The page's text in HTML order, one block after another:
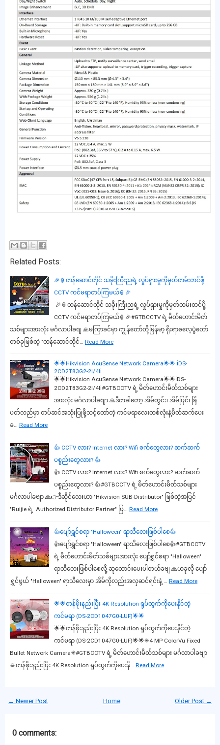
Related Posts:
🎉🏮တန်ဆောင်တိုင် သခိုးကြီးညရဲ့ လှုပ်ရှားမှုကိုမှတ်တမ်းတင်ဖို့
CCTV ကင်မရာတပ်ကြမယ်🏮🎉
🎉🏮တန်ဆောင်တိုင် သခိုးကြီးညရဲ့ လှုပ်ရှားမှုကိုမှတ်တမ်းတင်ဖို့
CCTV ကင်မရာတပ်ကြမယ်🏮🎉#GTBCCTV ရဲ့ မိတ်ဟောင်းမိတ်
သစ်များအားလုံး မင်္ဂလာပါခဗျ 🙏မကြာခင်မှာ ကျွန်တော်တို့မြန်မာ့ ရိုးရာဓလေ့ပွဲတော်
တစ်ခုဖြစ်တဲ့ "တန်ဆောင်တိုင်… Read More
🌟🌟Hikvision AcuSense Network Camera🌟🌟 ℹ️DS-
2CD2T83G2-2I/4Iℹ️
🌟🌟Hikvision AcuSense Network Camera🌟🌟ℹ️DS-
2CD2T83G2-2I/4Iℹ️#GTBCCTV ရဲ့ မိတ်ဟောင်းမိတ်သစ်များ
အားလုံး မင်္ဂလာပါခဗျာ 🙏ဒီတခါတော့ အိမ်တွင်း၊ အိမ်ပြင်၊ ခြံ
ပတ်လည်မှာ တပ်ဆင်အသုံးပြုဖို့သင့်တော်တဲ့ ကင်မရာလေးတစ်လုံးနဲ့မိတ်ဆက်ပေး
ခ… Read More
👍 CCTV လား? Internet လား? Wifi စက်တွေလား? ဆက်ဆက်
ပစ္စည်းတွေလား? 👍
👍 CCTV လား? Internet လား? Wifi စက်တွေလား? ဆက်ဆက်
ပစ္စည်းတွေလား? 👍#GTBCCTV ရဲ့ မိတ်ဟောင်းမိတ်သစ်များ
မင်္ဂလာပါခဗျာ 🙏👉ဒီဆိုင်လေးဟာ "Hikvision SUB-Distributor" ဖြစ်တဲ့အပြင်
"Ruijie ရဲ့ Authorized Distributor Partner" ဖြ… Read More
👍ပျော်ရွှင်စရာ "Halloween" ရာသီလေးဖြစ်ပါစေ👍
👍ပျော်ရွှင်စရာ "Halloween" ရာသီလေးဖြစ်ပါစေ👍#GTBCCTV
ရဲ့ မိတ်ဟောင်းမိတ်သစ်များအားလုံး ပျော်ရွှင်စရာ "Halloween"
ရာသီလေးဖြစ်ပါစေလို့ ဆုတောင်းပေးပါတယ်ခဗျ 🙏ယခုလို ပျော်
ရွှင်ဖွယ် "Halloween" ရာသီလေးမှာ အိမ်ကိုလည်းအလှဆင်ရင်းနဲ့ … Read More
🌟🌟တန်ဖိုးနည်းပြီး 4K Resolution ရုပ်ထွက်ကိုပေးနိုင်တဲ့
ကင်မရာ (DS-2CD1047G0-LUF)🌟🌟
🌟🌟တန်ဖိုးနည်းပြီး 4K Resolution ရုပ်ထွက်ကိုပေးနိုင်တဲ့
ကင်မရာ (DS-2CD1047G0-LUF)🌟🌟✳4 MP ColorVu Fixed
Bullet Network Camera✳#GTBCCTV ရဲ့ မိတ်ဟောင်းမိတ်သစ်များ မင်္ဂလာပါခဗျာ
🙏တန်ဖိုးနည်းပြီး 4K Resolution ရုပ်ထွက်ကိုပေးနိ… Read More
← Newer Post Older Post →
Home
0 comments: